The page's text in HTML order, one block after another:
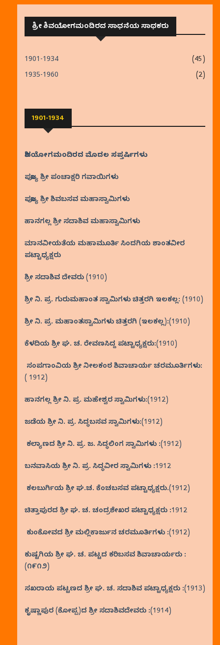
ಶ್ರೀ ಶಿವಯೋಗಮಂದಿರದ ಸಾಧನೆಯ ಸಾಧಕರು
1901-1934
(45)
1935-1960
(2)
1901-1934
ಶಿವಯೋಗಮಂದಿರದ ಮೊದಲ ಸಪ್ತರ್ಷಿಗಳು
ಪೂಜ್ಯ ಶ್ರೀ ಪಂಚಾಕ್ಷರಿ ಗವಾಯಿಗಳು
ಪೂಜ್ಯ ಶ್ರೀ ಶಿವಬಸವ ಮಹಾಸ್ವಾಮಿಗಳು
ಹಾನಗಲ್ಲ ಶ್ರೀ ಸದಾಶಿವ ಮಹಾಸ್ವಾಮಿಗಳು
ಮಾನವೀಯತೆಯ ಮಹಾಮೂರ್ತಿ ಸಿಂದಗಿಯ ಶಾಂತವೀರ
ಪಟ್ಟಾಧ್ಯಕ್ಷರು
ಶ್ರೀ ಸದಾಶಿವ ದೇವರು (1910)
ಶ್ರೀ ನಿ. ಪ್ರ. ಗುರುಮಹಾಂತ ಸ್ವಾಮಿಗಳು ಚಿತ್ತರಗಿ ಇಲಕಲ್ಲ: (1910)
ಕೆಳದಿಯ ಶ್ರೀ ಘ. ಚ. ರೇವಣಸಿದ್ದ ಪಟ್ಟಾಧ್ಯಕ್ಷರು:(1910)
ಸಂಪಗಾಂವಿಯ ಶ್ರೀ ನೀಲಕಂಠ ಶಿವಾಚಾರ್ಯ ಚರಮೂರ್ತಿಗಳು:
( 1912)
ಹಾನಗಲ್ಲ ಶ್ರೀ ನಿ. ಪ್ರ. ಮಹೇಶ್ವರ ಸ್ವಾಮಿಗಳು:(1912)
ಜಡೆಯ ಶ್ರೀ ನಿ. ಪ್ರ. ಸಿದ್ಧಬಸವ ಸ್ವಾಮಿಗಳು:(1912)
ಕಲ್ಯಾಣದ ಶ್ರೀ ನಿ. ಪ್ರ. ಜ. ಸಿದ್ಧಲಿಂಗ ಸ್ವಾಮಿಗಳು :(1912)
ಬನವಾಸಿಯ ಶ್ರೀ ನಿ. ಪ್ರ. ಸಿದ್ಧವೀರ ಸ್ವಾಮಿಗಳು :1912
ಕಲಬುರ್ಗಿಯ ಶ್ರೀ ಘ.ಚ. ಕೆಂಚಬಸವ ಪಟ್ಟಾಧ್ಯಕ್ಷರು.(1912)
ಚಿತ್ತಾಪುರದ ಶ್ರೀ ಘ. ಚ. ಚಂದ್ರಶೇಖರ ಪಟ್ಟಾಧ್ಯಕ್ಷರು :1912
ಕುಂಕೋವದ ಶ್ರೀ ಮಲ್ಲಿಕಾರ್ಜುನ ಚರಮೂರ್ತಿಗಳು :(1912)
ಕುಷ್ಟಗಿಯ ಶ್ರೀ ಘ. ಚ. ಪಟ್ಟದ ಕರಿಬಸವ ಶಿವಾಚಾರ್ಯರು :
ಸಖರಾಯ ಪಟ್ಟಣದ ಶ್ರೀ ಘ. ಚ. ಸದಾಶಿವ ಪಟ್ಟಾಧ್ಯಕ್ಷರು :(1913)
ಕೃಷ್ಣಾಪುರ (ಕೋಪ್ಪ)ದ ಶ್ರೀ ಸದಾಶಿವದೇವರು :(1914)